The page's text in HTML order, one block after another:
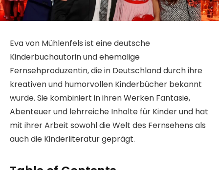
Eva von Mühlenfels ist eine deutsche
Kinderbuchautorin und ehemalige
Fernsehproduzentin, die in Deutschland durch ihre
kreativen und humorvollen Kinderbücher bekannt
wurde. Sie kombiniert in ihren Werken Fantasie,
Abenteuer und lehrreiche Inhalte für Kinder und hat
mit ihrer Arbeit sowohl die Welt des Fernsehens als
auch die Kinderliteratur geprägt.